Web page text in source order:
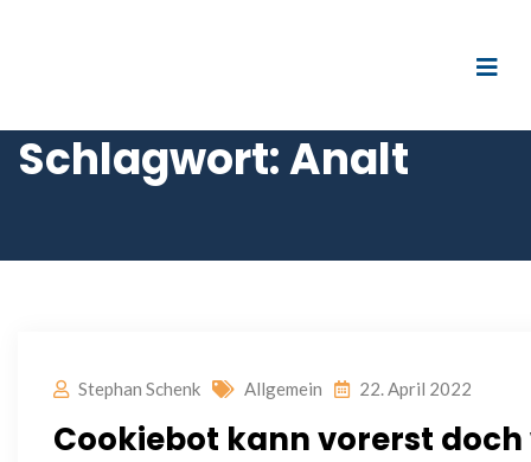
Schlagwort:Analt
Stephan Schenk Allgemein 22. April 2022
Cookiebot kann vorerst